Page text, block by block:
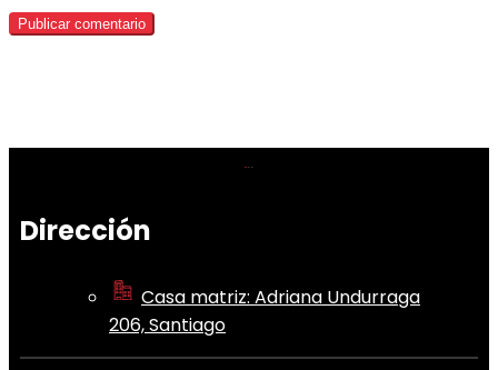
Dirección
Casa matriz: Adriana Undurraga
206, Santiago